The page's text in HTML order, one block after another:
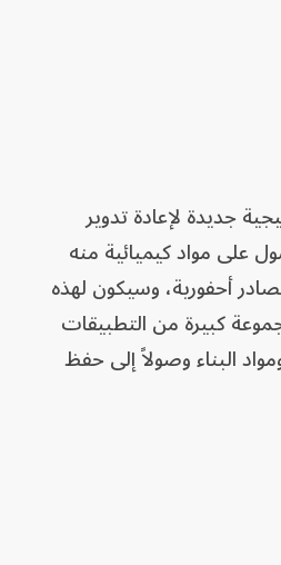
جديدة لإعادة تدوير
على مواد كيميائية منه
أحفورية، وسيكون لهذه
كبيرة من التطبيقات
البناء وصولاً إلى حفظ